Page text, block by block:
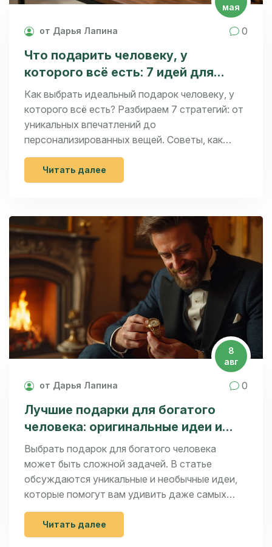
мая
от Дарья Лапина 0
Что подарить человеку, у
которого всё есть: 7 идей для
идеального сюрприза
Как выбрать идеальный подарок человеку, у
которого всё есть? Разбираем 7 стратегий: от
уникальных впечатлений до
персонализированных вещей. Советы, как
удивить близких и друзей в 2026 году.
Читать далее
8
авг
от Дарья Лапина 0
Лучшие подарки для богатого
человека: оригинальные идеи и
советы
Выбрать подарок для богатого человека
может быть сложной задачей. В статье
обсуждаются уникальные и необычные идеи,
которые помогут вам удивить даже самых
искушенных. Читайте наши советы, чтобы
узнать, на что обратить внимание при выборе
подарка.
Читать далее